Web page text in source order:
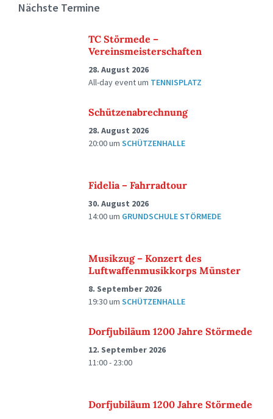
Nächste Termine
TC Störmede –
Vereinsmeisterschaften
28. August 2026
All-day eventum TENNISPLATZ
Schützenabrechnung
28. August 2026
20:00um SCHÜTZENHALLE
Fidelia – Fahrradtour
30. August 2026
14:00um GRUNDSCHULE STÖRMEDE
Musikzug – Konzert des
Luftwaffenmusikkorps Münster
8. September 2026
19:30um SCHÜTZENHALLE
Dorfjubiläum 1200 Jahre Störmede
12. September 2026
11:00 - 23:00
Dorfjubiläum 1200 Jahre Störmede